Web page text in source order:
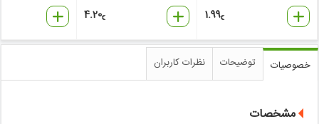
1.99€
4.20€
خصوصیات توضیحات نظرات کاربران
مشخصات